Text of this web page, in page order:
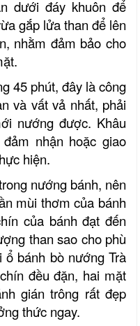
dưới đáy khuôn để
gắp lửa than để lên
nhằm đảm bảo cho
45 phút, đây là công
và vất vả nhất, phải
nướng được. Khâu
nhận hoặc giao
hiện.
nướng bánh, nên
mùi thơm của bánh
của bánh đạt đến
than sao cho phù
bánh bò nướng Trà
đều đặn, hai mặt
gián trông rất đẹp
thức ngay.